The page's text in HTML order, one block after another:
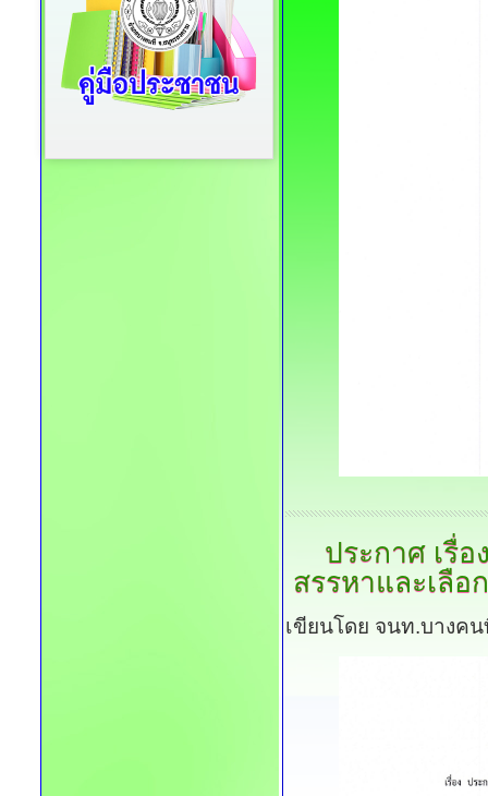
ประกาศเรื่อ
สรรหาและเลือ
เขียนโดย จนท.บางค